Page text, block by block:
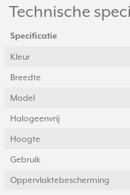
Technische
Specificatie
Kleur
Breedte
Model
Halogeenvrij
Hoogte
Gebruik
Oppervlaktebescherming